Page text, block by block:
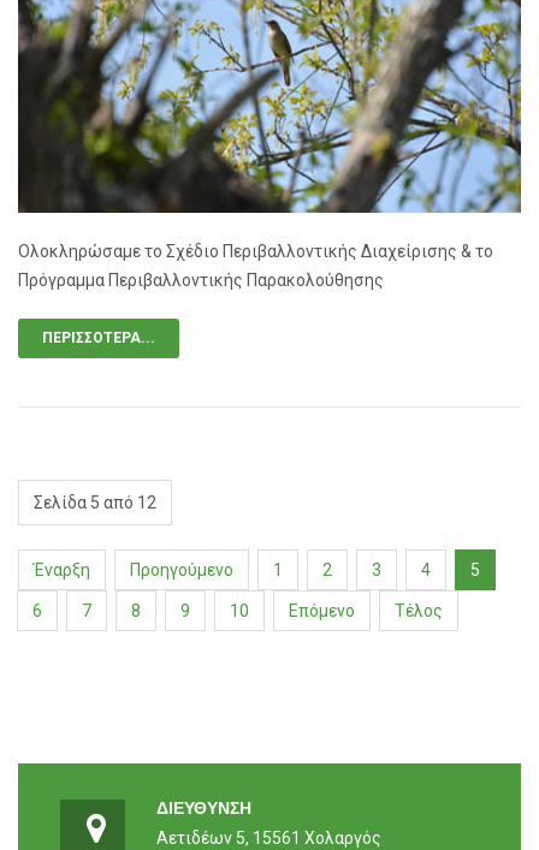
Ολοκληρώσαμε το Σχέδιο Περιβαλλοντικής Διαχείρισης & το
Πρόγραμμα Περιβαλλοντικής Παρακολούθησης
ΠΕΡΙΣΣΌΤΕΡΑ...
Σελίδα 5 από 12
Έναρξη Προηγούμενο 1 2 3 4 5
6 7 8 9 10 Επόμενο Τέλος
ΔΙΕΥΘΥΝΣΗ
Αετιδέων 5, 15561 Χολαργός